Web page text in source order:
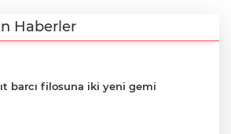
Haberler
barcı filosuna iki yeni gemi